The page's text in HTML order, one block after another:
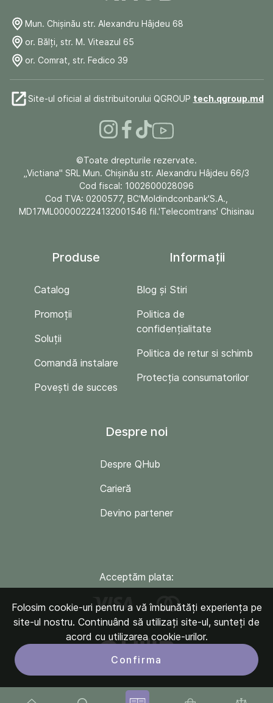
Mun. Chişinău str. Alexandru Hâjdeu 68
or. Bălți, str. M. Viteazul 65
or. Comrat, str. Fedico 39
Site-ul oficial al distribuitorului QGROUP tech.qgroup.md
©Toate drepturile rezervate.
„Victiana" SRL Mun. Chişinău str. Alexandru Hâjdeu 66/3
Cod fiscal: 1002600028096
Cod TVA: 0200577, BC'Moldindconbank'S.A.,
MD17ML000002224132001546 fil.'Telecomtrans' Chisinau
Produse
Catalog
Promoții
Soluții
Comandă instalare
Povești de succes
Informații
Blog și Stiri
Politica de
confidențialitate
Politica de retur si schimb
Protecția consumatorilor
Despre noi
Despre QHub
Carieră
Devino partener
Acceptăm plata:
Folosim cookie-uri pentru a vă îmbunătăți experiența pe
site-ul nostru. Continuând să utilizați site-ul, sunteți de
acord cu utilizarea cookie-urilor.
Confirma